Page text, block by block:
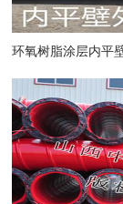
环氧树脂涂层内平